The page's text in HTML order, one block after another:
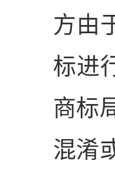
方由
标进
商标
混淆